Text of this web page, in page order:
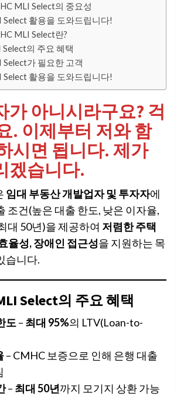
MLI Select의 중요성
Select 활용을 도와드립니다!
MLI Select란?
Select의 주요 혜택
Select가 필요한 고객
Select 활용을 도와드립니다!
가 아니시라구요? 걱
. 이제부터 저와 함
시면 됩니다. 제가
겠습니다.
임대 부동산 개발업자 및 투자자에
조건(높은 대출 한도, 낮은 이자율,
대 50년)을 제공하여 저렴한 주택
율성, 장애인 접근성을 지원하는 목
습니다.
Select의 주요 혜택
도– 최대 95%의 LTV(Loan-to-
– CMHC 보증으로 인해 은행 대출
– 최대 50년까지 모기지 상환 가능